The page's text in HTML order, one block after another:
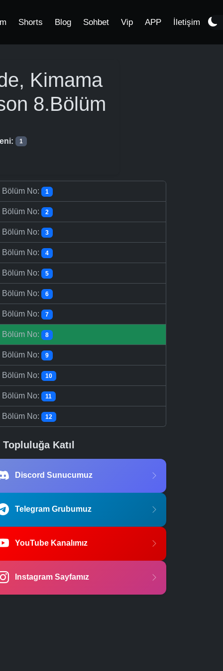
Shorts Blog Sohbet Vip APP İletişim
Kimama
8.Bölüm
1
Bölüm No: 1
Bölüm No: 2
Bölüm No: 3
Bölüm No: 4
Bölüm No: 5
Bölüm No: 6
Bölüm No: 7
Bölüm No: 8
Bölüm No: 9
Bölüm No: 10
Bölüm No: 11
Bölüm No: 12
Topluluğa Katıl
Discord Sunucumuz
Telegram Grubumuz
YouTube Kanalımız
Instagram Sayfamız